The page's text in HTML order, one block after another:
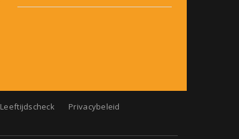
Leeftijdscheck
Privacybeleid